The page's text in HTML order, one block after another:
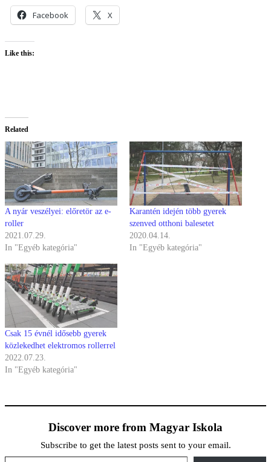
Facebook X
Like this:
Related
A nyár veszélyei: előretör az e-
roller
2021.07.29.
In "Egyéb kategória"
Karantén idején több gyerek
szenved otthoni balesetet
2020.04.14.
In "Egyéb kategória"
Csak 15 évnél idősebb gyerek
közlekedhet elektromos rollerrel
2022.07.23.
In "Egyéb kategória"
Discover more from Magyar Iskola
Subscribe to get the latest posts sent to your email.
Type your email…